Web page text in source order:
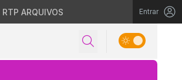
RTP ARQUIVOS Entrar